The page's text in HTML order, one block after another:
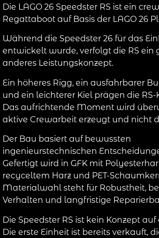
Die LAGO 26 Speedster RS ist ein
Regattaboot auf Basis der LAGO 26
Während die Speedster 26 für das
entwickelt wurde, verfolgt die RS ein
anderes Leistungskonzept.
Ein höheres Rigg, ein ausfahrbarer
und ein leichterer Kiel prägen die
Das aufrichtende Moment wird
aktive Crewarbeit erzeugt und nicht
Der Bau basiert auf bewussten
ingenieurstechnischen
Gefertigt wird in GFK mit
recyceltem Harz und PET-
Materialwahl steht für Robustheit,
Verhalten und langfristige
Die Speedster RS ist kein Konzept
Die erste Einheit ist bereits verkauft,